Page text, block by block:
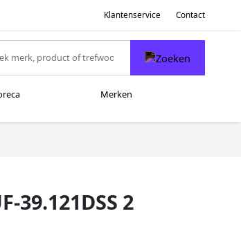
Klantenservice Contact
Merken
39.121DSS 2